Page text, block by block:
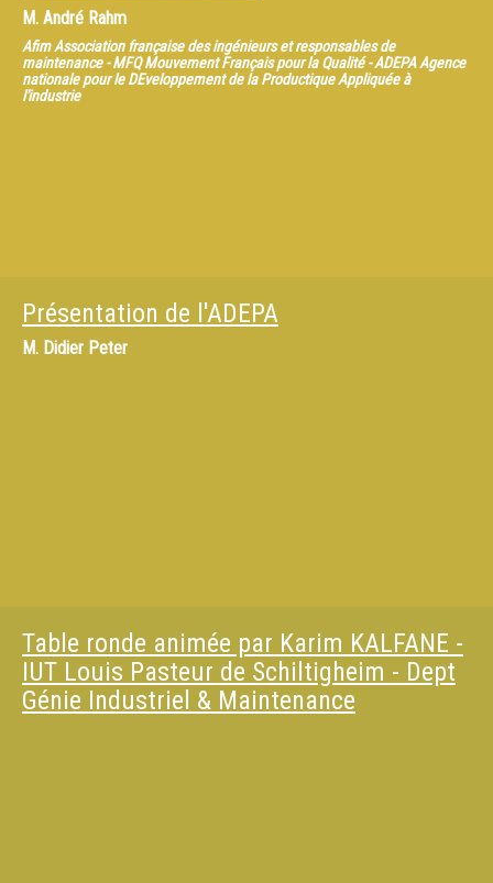
M. André Rahm
Afim Association française des ingénieurs et responsables de
maintenance - MFQ Mouvement Français pour la Qualité - ADEPA Agence
nationale pour le DEveloppement de la Productique Appliquée à
l'industrie
Présentation de l'ADEPA
M. Didier Peter
Table ronde animée par Karim KALFANE -
IUT Louis Pasteur de Schiltigheim - Dept
Génie Industriel & Maintenance